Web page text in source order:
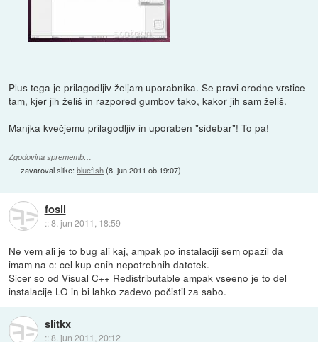
Plus tega je prilagodljiv željam uporabnika. Se pravi orodne vrstice
tam, kjer jih želiš in razpored gumbov tako, kakor jih sam želiš.
Manjka kvečjemu prilagodljiv in uporaben "sidebar"! To pa!
Zgodovina sprememb…
zavaroval slike:bluefish(8. jun 2011 ob 19:07)
fosil
::8. jun 2011, 18:59
Ne vem ali je to bug ali kaj, ampak po instalaciji sem opazil da
imam na c: cel kup enih nepotrebnih datotek.
Sicer so od Visual C++ Redistributable ampak vseeno je to del
instalacije LO in bi lahko zadevo počistil za sabo.
slitkx
::8. jun 2011, 20:12